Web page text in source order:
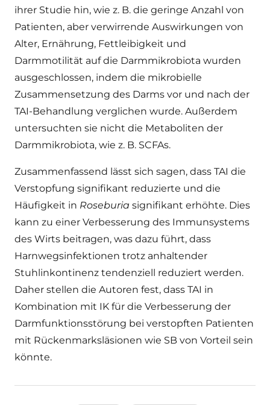
ihrer Studie hin, wie z. B. die geringe Anzahl von
Patienten, aber verwirrende Auswirkungen von
Alter, Ernährung, Fettleibigkeit und
Darmmotilität auf die Darmmikrobiota wurden
ausgeschlossen, indem die mikrobielle
Zusammensetzung des Darms vor und nach der
TAI-Behandlung verglichen wurde. Außerdem
untersuchten sie nicht die Metaboliten der
Darmmikrobiota, wie z. B. SCFAs.
Zusammenfassend lässt sich sagen, dass TAI die
Verstopfung signifikant reduzierte und die
Häufigkeit in Roseburia signifikant erhöhte. Dies
kann zu einer Verbesserung des Immunsystems
des Wirts beitragen, was dazu führt, dass
Harnwegsinfektionen trotz anhaltender
Stuhlinkontinenz tendenziell reduziert werden.
Daher stellen die Autoren fest, dass TAI in
Kombination mit IK für die Verbesserung der
Darmfunktionsstörung bei verstopften Patienten
mit Rückenmarksläsionen wie SB von Vorteil sein
könnte.